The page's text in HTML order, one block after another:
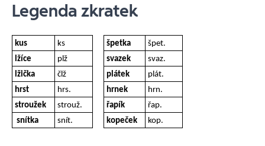
Legenda zkratek
kus ks špetka
špet.
lžíce
plž svazek
svaz.
lžička
člž plátek
plát.
hrst
hrs. hrnek
hrn.
stroužek
strouž. řapík
řap.
snítka
snít. kopeček kop.